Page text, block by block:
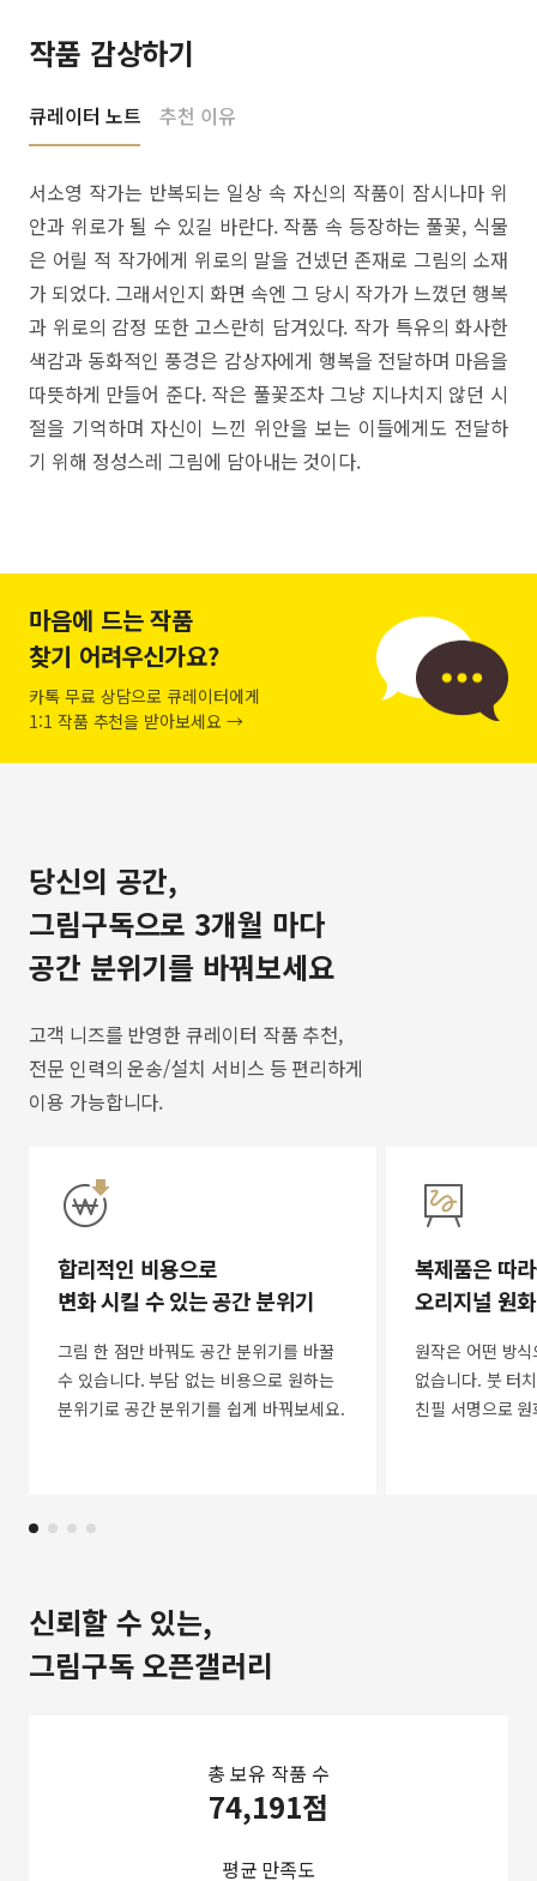
작품 감상하기
큐레이터 노트 추천 이유
서소영 작가는 반복되는 일상 속 자신의 작품이 잠시나마 위
안과 위로가 될 수 있길 바란다. 작품 속 등장하는 풀꽃, 식물
은 어릴 적 작가에게 위로의 말을 건넸던 존재로 그림의 소재
가 되었다. 그래서인지 화면 속엔 그 당시 작가가 느꼈던 행복
과 위로의 감정 또한 고스란히 담겨있다. 작가 특유의 화사한
색감과 동화적인 풍경은 감상자에게 행복을 전달하며 마음을
따뜻하게 만들어 준다. 작은 풀꽃조차 그냥 지나치지 않던 시
절을 기억하며 자신이 느낀 위안을 보는 이들에게도 전달하
기 위해 정성스레 그림에 담아내는 것이다.
마음에 드는 작품
찾기 어려우신가요?
카톡 무료 상담으로 큐레이터에게
1:1 작품 추천을 받아보세요 →
당신의 공간,
그림구독으로 3개월 마다
공간 분위기를 바꿔보세요
고객 니즈를 반영한 큐레이터 작품 추천,
전문 인력의 운송/설치 서비스 등 편리하게
이용 가능합니다.
합리적인 비용으로
변화 시킬 수 있는 공간 분위기
그림 한 점만 바꿔도 공간 분위기를 바꿀
수 있습니다. 부담 없는 비용으로 원하는
분위기로 공간 분위기를 쉽게 바꿔보세요.
복제품은 따
오리지널 원
원작은 어떤 방
없습니다. 붓 터
친필 서명으로
신뢰할 수 있는,
그림구독 오픈갤러리
총 보유 작품 수
74,191점
평균 만족도